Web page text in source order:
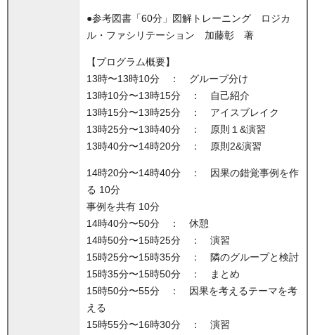
●参考図書「60分」図解トレーニング ロジカ
ル・ファシリテーション 加藤彰 著
【プログラム概要】
13時〜13時10分 ： グループ分け
13時10分〜13時15分 ： 自己紹介
13時15分〜13時25分 ： アイスブレイク
13時25分〜13時40分 ： 原則１&演習
13時40分〜14時20分 ： 原則2&演習
14時20分〜14時40分 ： 因果の錯覚事例を作
る 10分
事例を共有 10分
14時40分〜50分 ： 休憩
14時50分〜15時25分 ： 演習
15時25分〜15時35分 ： 隣のグループと検討
15時35分〜15時50分 ： まとめ
15時50分〜55分 ： 因果を考えるテーマを考
える
15時55分〜16時30分 ： 演習